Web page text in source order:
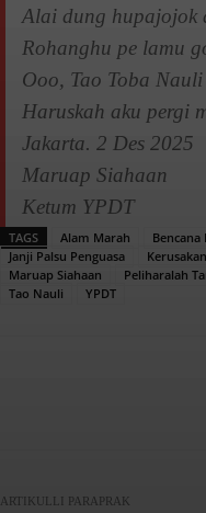
Alai dung hupajojok
Rohanghu pe lamu
Ooo, Tao Toba Nauli
Haruskah aku pergi
Jakarta. 2 Des 2025
Maruap Siahaan
Ketum YPDT
TAGS Alam Marah Bencana
Janji Palsu Penguasa
Maruap Siahaan
Peliharalah
Tao Nauli
YPDT
ARTIKULLI PARAPRAK